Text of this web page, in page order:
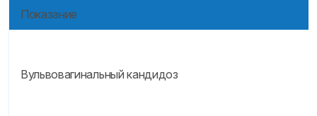
Показание
Вульвовагинальный кандидоз